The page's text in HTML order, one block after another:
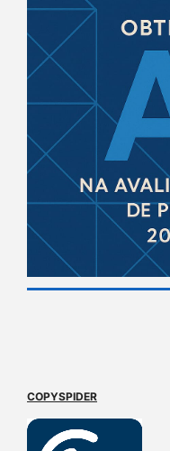
COPYSPIDER